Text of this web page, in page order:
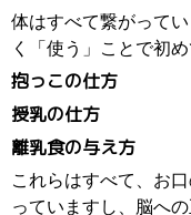
体はすべて繋がって
く「使う」ことで初め
抱っこの仕方
授乳の仕方
離乳食の与え方
これらはすべて、お
っていますし、脳へ